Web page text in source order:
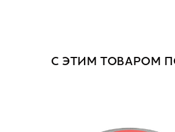
С ЭТИМ ТОВАРОМ